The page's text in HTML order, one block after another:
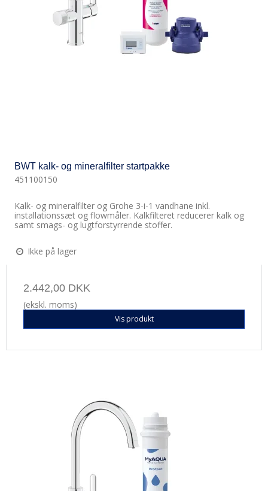
BWT kalk- og mineralfilter startpakke
451100150
Kalk- og mineralfilter og Grohe 3-i-1 vandhane inkl.
installationssæt og flowmåler. Kalkfilteret reducerer kalk og
samt smags- og lugtforstyrrende stoffer.
Ikke på lager
2.442,00 DKK
(ekskl. moms)
Vis produkt